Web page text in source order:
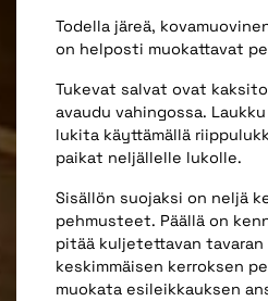
Todella järeä,
on helposti muokattavat
Tukevat salvat ovat
avaudu vahingossa.
lukita käyttämällä
paikat neljällelle lukolle.
Sisällön suojaksi on neljä
pehmusteet. Päällä on
pitää kuljetettavan tavaran
keskimmäisen kerroksen
muokata esileikkauksen